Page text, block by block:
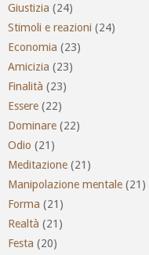
Giustizia (24)
Stimoli e reazioni (24)
Economia (23)
Amicizia (23)
Finalità (23)
Essere (22)
Dominare (22)
Odio (21)
Meditazione (21)
Manipolazione mentale (21)
Forma (21)
Realtà (21)
Festa (20)